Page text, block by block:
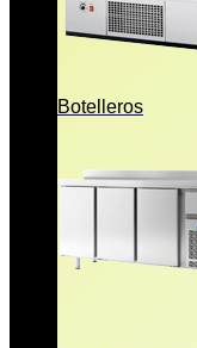
Botelleros